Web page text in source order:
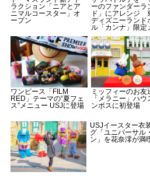
ラクション「ニアとア
ニマルコースター」オ
ープン
ーのファンダーラ
ド」にアレンジ
ディズニーランド
ル「カンナ」限定
ュー
ワンピース「FILM
RED」テーマの“夏フェ
ス”メニュー USJに登場
ミッフィーのお友
「メラニー」ハウ
ンボスに初登場
USJイースター衣
グ「ユニバーサル
ン」を花奈澪が満